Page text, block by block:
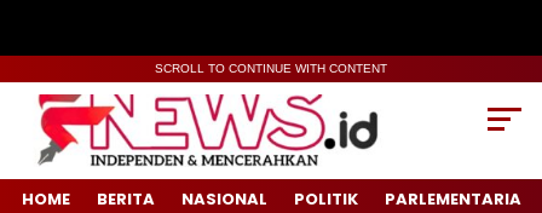
SCROLL TO CONTINUE WITH CONTENT
HOME BERITA NASIONAL POLITIK PARLEMENTARIA